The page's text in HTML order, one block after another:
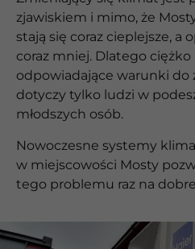
zjawiskiem i mimo, że
stają się coraz cieplejsze, a
coraz mniej. Dlatego ciężko
odpowiadające warunki do
dotyczy tylko ludzi w
młodszych osób.
Nowoczesne systemy
w miejscowości Mosty
tego problemu raz na